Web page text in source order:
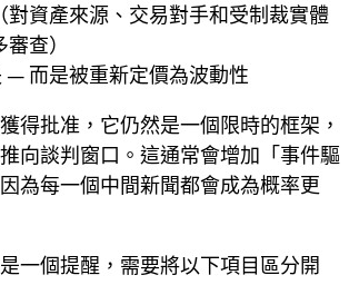
（對資產來源、交易對手和受制裁實體
查）
— 而是被重新定價為波動性
得批准，它仍然是一個限時的框架，
向談判窗口。這通常會增加「事件驅
為每一個中間新聞都會成為概率更
一個提醒，需要將以下項目區分開